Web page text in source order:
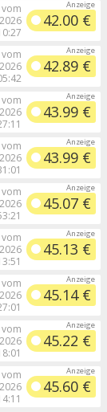
vom
42.00 €
vom
42.89 €
vom
43.99 €
vom
43.99 €
vom
45.07 €
vom
45.13 €
vom
45.14 €
vom
45.22 €
vom
45.60 €